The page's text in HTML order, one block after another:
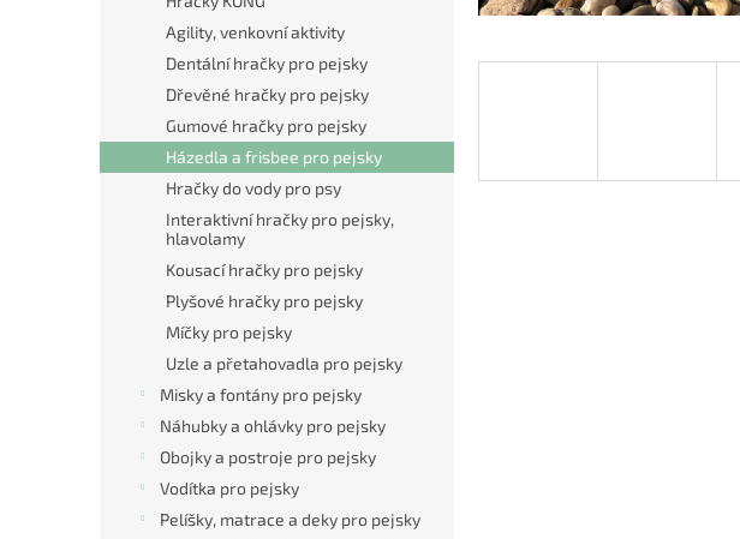
Agility, venkovní aktivity
Dentální hračky pro pejsky
Dřevěné hračky pro pejsky
Gumové hračky pro pejsky
Házedla a frisbee pro pejsky
Hračky do vody pro psy
Interaktivní hračky pro pejsky,
hlavolamy
Kousací hračky pro pejsky
Plyšové hračky pro pejsky
Míčky pro pejsky
Uzle a přetahovadla pro pejsky
Misky a fontány pro pejsky
Náhubky a ohlávky pro pejsky
Obojky a postroje pro pejsky
Vodítka pro pejsky
Pelíšky, matrace a deky pro pejsky